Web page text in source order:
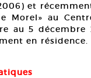
et
Morel» au
au 5
en